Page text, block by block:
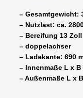
– Gesamtgewicht:
– Nutzlast: ca.
– Bereifung 13 Zoll
– doppelachser
– Ladekante: 690
– Innenmaße L x B
– Außenmaße L x